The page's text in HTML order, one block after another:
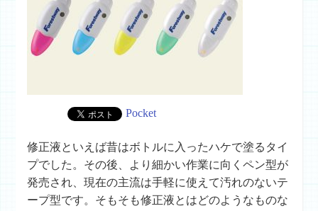
Pocket
修正液といえば昔はボトルに入ったハケで塗るタイ
プでした。その後、より細かい作業に向くペン型が
発売され、現在の主流は手軽に使えて汚れのないテ
ープ型です。そもそも修正液とはどのようなものな